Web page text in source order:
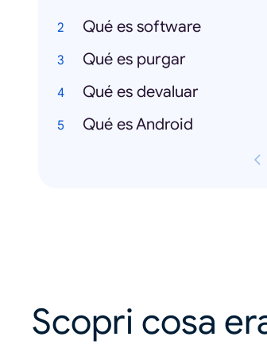
Qué es software
Qué es purgar
Qué es devaluar
Qué es Android
Scopri cosa